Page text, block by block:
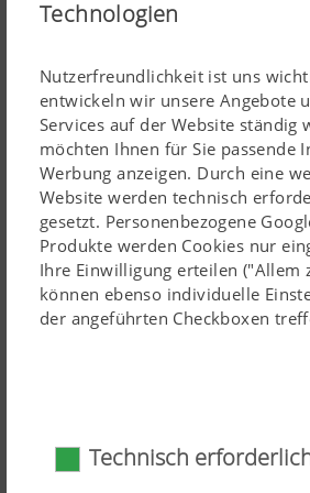
Technologien
Nutzerfreundlichkeit ist uns
entwickeln wir unsere Angebote
Services auf der Website ständig
möchten Ihnen für Sie passende
Werbung anzeigen. Durch eine
Website werden technisch
gesetzt. Personenbezogene
Produkte werden Cookies nur
Ihre Einwilligung erteilen ("Allem
können ebenso individuelle
der angeführten Checkboxen
Technisch
Sämaschine wird das Gespann zu
TEGOSEM wird die FOX zu einer
Zwischenfruchtsäkombination.
Die leichte Kurzkombination ist
leichten bis mittleren Böden mit
Ernterückständen.
Lesen Sie mehr
Mechanische Sätechnik